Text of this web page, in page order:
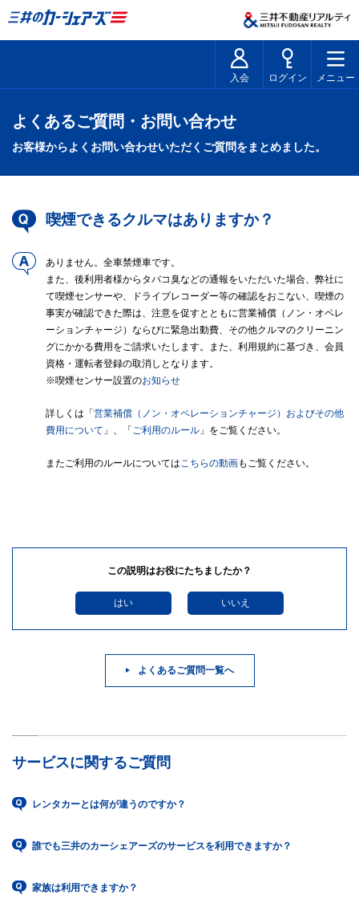
入会 ログイン メニュー
よくあるご質問・お問い合わせ
お客様からよくお問い合わせいただくご質問をまとめました。
喫煙できるクルマはありますか？
ありません。全車禁煙車です。
また、後利用者様からタバコ臭などの通報をいただいた場合、弊社に
て喫煙センサーや、ドライブレコーダー等の確認をおこない、喫煙の
事実が確認できた際は、注意を促すとともに営業補償（ノン・オペレ
ーションチャージ）ならびに緊急出動費、その他クルマのクリーニン
グにかかる費用をご請求いたします。また、利用規約に基づき、会員
資格・運転者登録の取消しとなります。
※喫煙センサー設置のお知らせ
詳しくは「 営業補償（ノン・オペレーションチャージ）およびその他
費用について 」、「 ご利用のルール 」をご覧ください。
またご利用のルールについてはこちらの動画もご覧ください。
この説明はお役にたちましたか？
はい いいえ
よくあるご質問一覧へ
サービスに関するご質問
レンタカーとは何が違うのですか？
誰でも三井のカーシェアーズのサービスを利用できますか？
家族は利用できますか？